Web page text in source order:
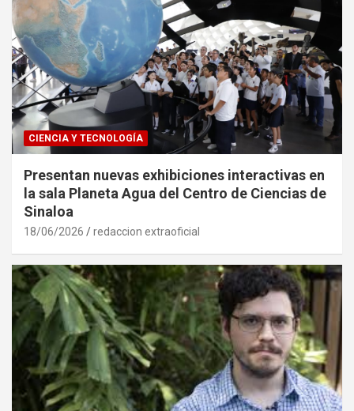
CIENCIA Y TECNOLOGÍA
Presentan nuevas exhibiciones interactivas en
la sala Planeta Agua del Centro de Ciencias de
Sinaloa
18/06/2026 redaccion extraoficial